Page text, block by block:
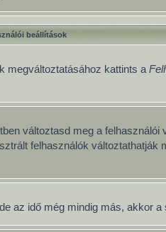
beállítások
megváltoztatásához kattints a
változtasd meg a
felhasználók
az idő még mindig más, akkor